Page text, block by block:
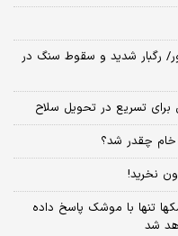
برای ۴ استان کشور/ رگبار شدید و سقوط سنگ در
خام چقدر شد؟
نخرید!
تنها با موشک پاسخ داده
شد